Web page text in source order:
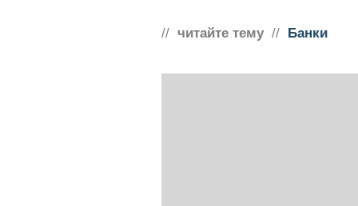
// читайте тему // Банки